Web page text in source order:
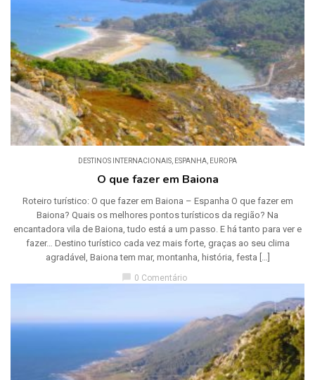
DESTINOS INTERNACIONAIS ESPANHA EUROPA
O que fazer em Baiona
Roteiro turístico: O que fazer em Baiona – Espanha O que fazer em
Baiona? Quais os melhores pontos turísticos da região? Na
encantadora vila de Baiona, tudo está a um passo. E há tanto para ver e
fazer… Destino turístico cada vez mais forte, graças ao seu clima
agradável, Baiona tem mar, montanha, história, festa […]
0 Comentário